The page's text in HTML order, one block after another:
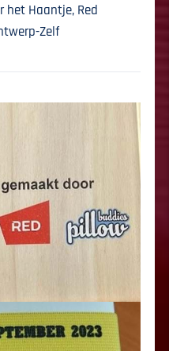
het Haantje, Red
Zelf